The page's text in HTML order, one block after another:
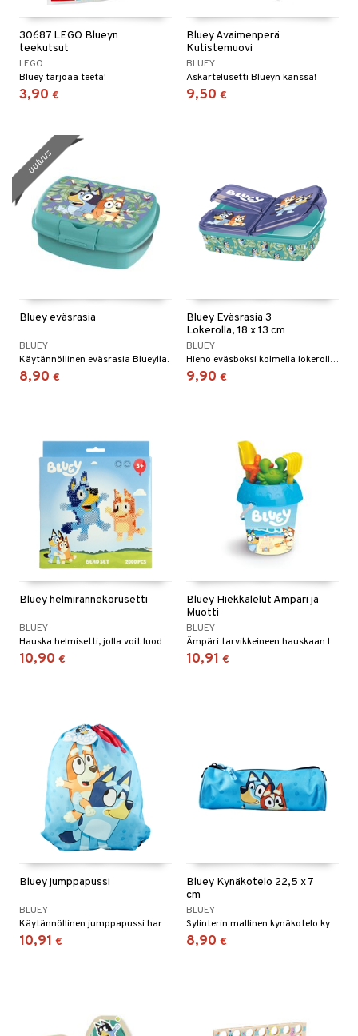
30687 LEGO Blueyn
teekutsut
LEGO
Bluey tarjoaa teetä!
3,90 €
Bluey Avaimenperä
Kutistemuovi
BLUEY
Askartelusetti Blueyn kanssa!
9,50 €
Bluey eväsrasia
BLUEY
Käytännöllinen eväsrasia Blueylla.
8,90 €
uutuus
Bluey Eväsrasia 3
Lokerolla, 18 x 13 cm
BLUEY
Hieno eväsboksi kolmella lokerolla ja Bluey-teemalla.
9,90 €
Bluey helmirannekorusetti
BLUEY
Hauska helmisetti, jolla voit luoda omia Bluey-hahmoja!
10,90 €
Bluey Hiekkalelut Ämpäri ja
Muotti
BLUEY
Ämpäri tarvikkeineen hauskaan leikkiin hiekkalaatikolla tai rannalla.
10,91 €
Bluey jumppapussi
BLUEY
Käytännöllinen jumppapussi harjoitteluun tai vaihtovaatteille.
10,91 €
Bluey Kynäkotelo 22,5 x 7
cm
BLUEY
Sylinterin mallinen kynäkotelo kynillä täytettäväksi.
8,90 €